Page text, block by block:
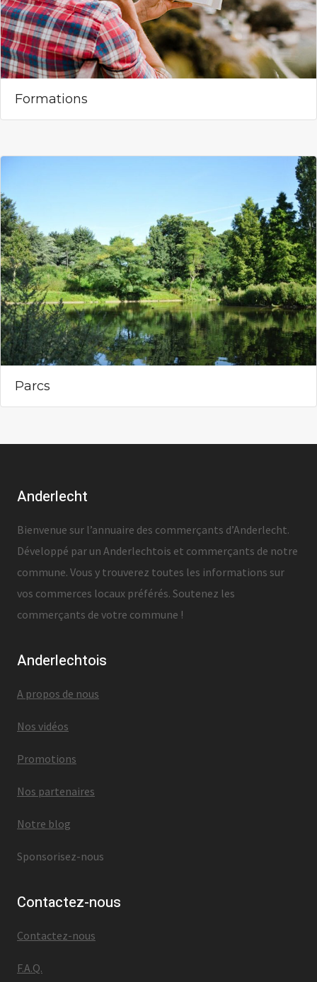
Formations
Parcs
Anderlecht
Bienvenue sur l’annuaire des commerçants d’Anderlecht.
Développé par un Anderlechtois et commerçants de notre
commune. Vous y trouverez toutes les informations sur
vos commerces locaux préférés. Soutenez les
commerçants de votre commune !
Anderlechtois
A propos de nous
Nos vidéos
Promotions
Nos partenaires
Notre blog
Sponsorisez-nous
Contactez-nous
Contactez-nous
F.A.Q.